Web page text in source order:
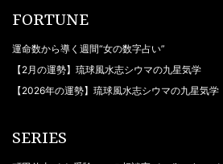
FORTUNE
運命数から導く週間“女の数字占い”
【2月の運勢】琉球風水志シウマの九星気学
【2026年の運勢】琉球風水志シウマの九星気学
SERIES